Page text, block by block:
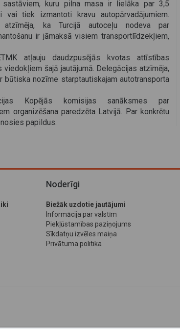
kuru pilna masa ir lielāka par 3,5
tiek izmantoti kravu autopārvadājumiem.
atzīmēja, ka Turcijā autoceļu nodeva par
ir jāmaksā visiem transportlīdzekļiem,
atļauju daudzpusējās kvotas attīstības
šajā jautājumā. Delegācijas atzīmēja,
būtiska nozīme starptautiskajam autotransporta
Kopējās komisijas sanāksmes par
organizēšana paredzēta Latvijā. Par konkrētu
papildus.
Noderīgi
Biežāk uzdotie jautājumi
Informācija par valstīm
Piekļūstamības paziņojums
Sīkdatņu izvēles maiņa
Privātuma politika